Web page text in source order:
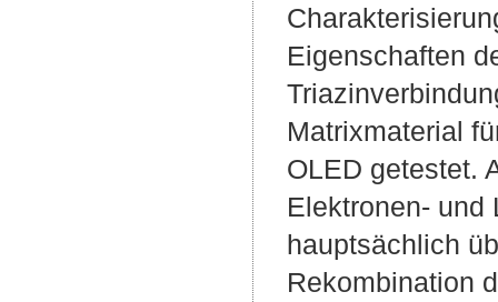
Eigenschaften
Matrixmaterial
OLED getestet.
Elektronen- und
hauptsächlich
Rekombination